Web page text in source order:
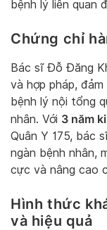
bệnh lý liên quan
Chứng chỉ
Bác sĩ Đỗ Đăng
và hợp pháp,
bệnh lý nội tổng
nhân. Với 3 năm
Quân Y 175, bác
ngàn bệnh nhân,
cực và nâng cao
Hình thức
và hiệu quả